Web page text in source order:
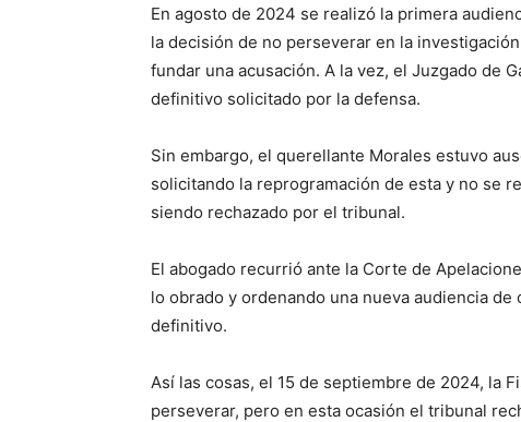
En agosto de 2024 se realizó la primera
la decisión de no perseverar en la
fundar una acusación. A la vez, el Juzgado de
definitivo solicitado por la defensa.
Sin embargo, el querellante Morales estuvo
solicitando la reprogramación de esta y no se
siendo rechazado por el tribunal.
El abogado recurrió ante la Corte de
lo obrado y ordenando una nueva audiencia
definitivo.
Así las cosas, el 15 de septiembre de 2024, la
perseverar, pero en esta ocasión el tribunal